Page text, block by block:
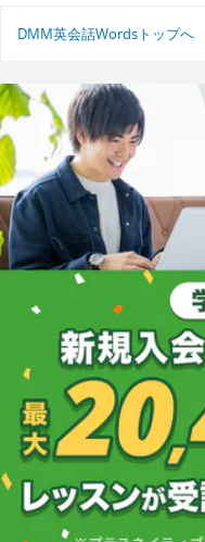
DMM英会話Wordsトップへ